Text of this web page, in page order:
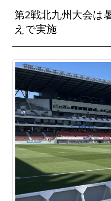
第2戦北九州大会は
えで実施